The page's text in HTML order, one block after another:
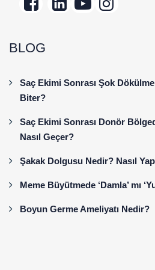
BLOG
Saç Ekimi Sonrası Şok
Biter?
Saç Ekimi Sonrası Donör
Nasıl Geçer?
Şakak Dolgusu Nedir? Nasıl
Meme Büyütmede ‘Damla’ mı
Boyun Germe Ameliyatı Nedir?